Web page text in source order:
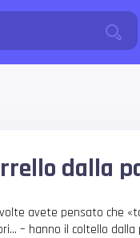
dalla
avete pensato che
– hanno il coltello dalla